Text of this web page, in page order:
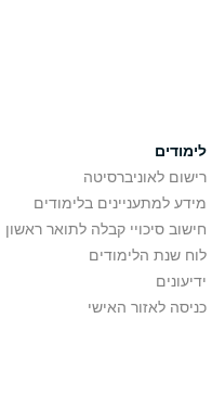
לימודים
רישום לאוניברסיטה
מידע למתעניינים בלימודים
חישוב סיכויי קבלה לתואר ראשון
לוח שנת הלימודים
ידיעונים
כניסה לאזור האישי